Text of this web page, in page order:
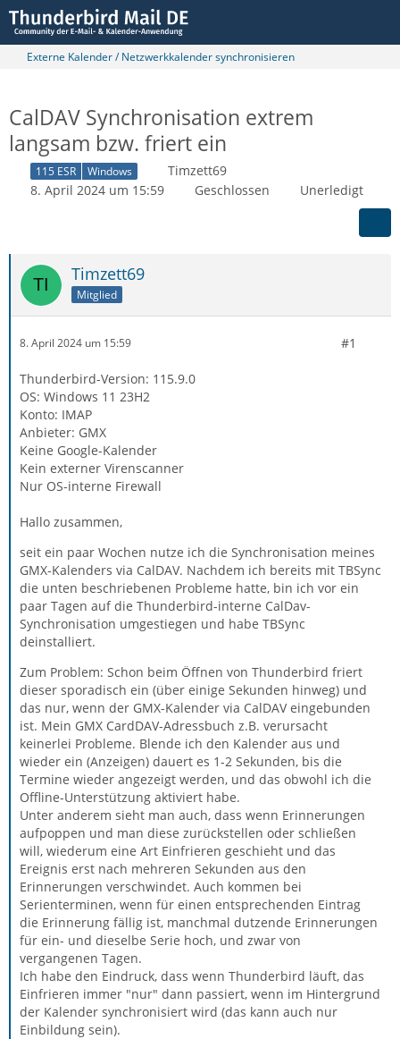
Externe Kalender / Netzwerkkalender synchronisieren
CalDAV Synchronisation extrem
langsam bzw. friert ein
115 ESR Windows
Timzett69
8. April 2024 um 15:59
Geschlossen Unerledigt
Timzett69
Mitglied
8. April 2024 um 15:59 #1
Thunderbird-Version: 115.9.0
OS: Windows 11 23H2
Konto: IMAP
Anbieter: GMX
Keine Google-Kalender
Kein externer Virenscanner
Nur OS-interne Firewall
Hallo zusammen,
seit ein paar Wochen nutze ich die Synchronisation meines
GMX-Kalenders via CalDAV. Nachdem ich bereits mit TBSync
die unten beschriebenen Probleme hatte, bin ich vor ein
paar Tagen auf die Thunderbird-interne CalDav-
Synchronisation umgestiegen und habe TBSync
deinstalliert.
Zum Problem: Schon beim Öffnen von Thunderbird friert
dieser sporadisch ein (über einige Sekunden hinweg) und
das nur, wenn der GMX-Kalender via CalDAV eingebunden
ist. Mein GMX CardDAV-Adressbuch z.B. verursacht
keinerlei Probleme. Blende ich den Kalender aus und
wieder ein (Anzeigen) dauert es 1-2 Sekunden, bis die
Termine wieder angezeigt werden, und das obwohl ich die
Offline-Unterstützung aktiviert habe.
Unter anderem sieht man auch, dass wenn Erinnerungen
aufpoppen und man diese zurückstellen oder schließen
will, wiederum eine Art Einfrieren geschieht und das
Ereignis erst nach mehreren Sekunden aus den
Erinnerungen verschwindet. Auch kommen bei
Serienterminen, wenn für einen entsprechenden Eintrag
die Erinnerung fällig ist, manchmal dutzende Erinnerungen
für ein- und dieselbe Serie hoch, und zwar von
vergangenen Tagen.
Ich habe den Eindruck, dass wenn Thunderbird läuft, das
Einfrieren immer "nur" dann passiert, wenn im Hintergrund
der Kalender synchronisiert wird (das kann auch nur
Einbildung sein).